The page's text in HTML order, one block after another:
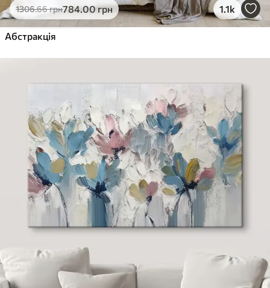
1306.66грн784.00грн 1.1k
Абстракція